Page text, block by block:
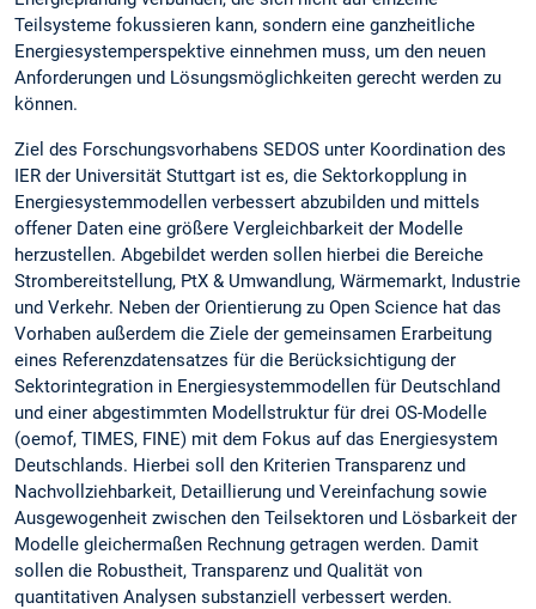
Teilsysteme fokussieren kann, sondern eine ganzheitliche
Energiesystemperspektive einnehmen muss, um den neuen
Anforderungen und Lösungsmöglichkeiten gerecht werden zu
können.
Ziel des Forschungsvorhabens SEDOS unter Koordination des
IER der Universität Stuttgart ist es, die Sektorkopplung in
Energiesystemmodellen verbessert abzubilden und mittels
offener Daten eine größere Vergleichbarkeit der Modelle
herzustellen. Abgebildet werden sollen hierbei die Bereiche
Strombereitstellung, PtX & Umwandlung, Wärmemarkt, Industrie
und Verkehr. Neben der Orientierung zu Open Science hat das
Vorhaben außerdem die Ziele der gemeinsamen Erarbeitung
eines Referenzdatensatzes für die Berücksichtigung der
Sektorintegration in Energiesystemmodellen für Deutschland
und einer abgestimmten Modellstruktur für drei OS-Modelle
(oemof, TIMES, FINE) mit dem Fokus auf das Energiesystem
Deutschlands. Hierbei soll den Kriterien Transparenz und
Nachvollziehbarkeit, Detaillierung und Vereinfachung sowie
Ausgewogenheit zwischen den Teilsektoren und Lösbarkeit der
Modelle gleichermaßen Rechnung getragen werden. Damit
sollen die Robustheit, Transparenz und Qualität von
quantitativen Analysen substanziell verbessert werden.